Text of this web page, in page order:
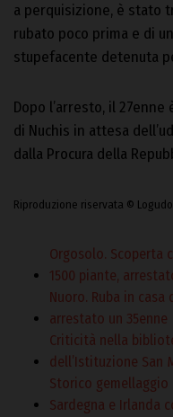
a perquisizione, è stato
rubato poco prima e di
stupefacente detenuta
Dopo l’arresto, il
di Nuchis in attesa
dalla Procura della
Riproduzione riservata ©
Orgosolo. Scoperta
1500 piante,
Nuoro. Ruba in
arrestato un 35enne
Criticità nella
dell’Istituzione San
Storico gemellaggio
Sardegna e Irlanda